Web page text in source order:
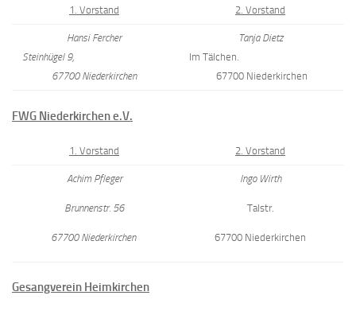
1. Vorstand 2. Vorstand
Hansi Fercher
Steinhügel 9,
67700 Niederkirchen
Tanja Dietz
Im Tälchen.
67700 Niederkirchen
FWG Niederkirchen e.V.
1. Vorstand 2. Vorstand
Achim Pfleger
Brunnenstr. 56
67700 Niederkirchen
Ingo Wirth
Talstr.
67700 Niederkirchen
Gesangverein Heimkirchen